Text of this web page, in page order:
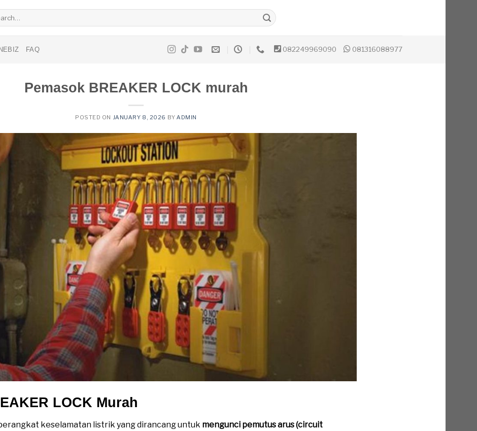
FAQ 082249969090 081316088977
Pemasok BREAKER LOCK murah
POSTED ON JANUARY 8, 2026 BYADMIN
LOCK Murah
keselamatan listrik yang dirancang untuk mengunci pemutus arus (circuit